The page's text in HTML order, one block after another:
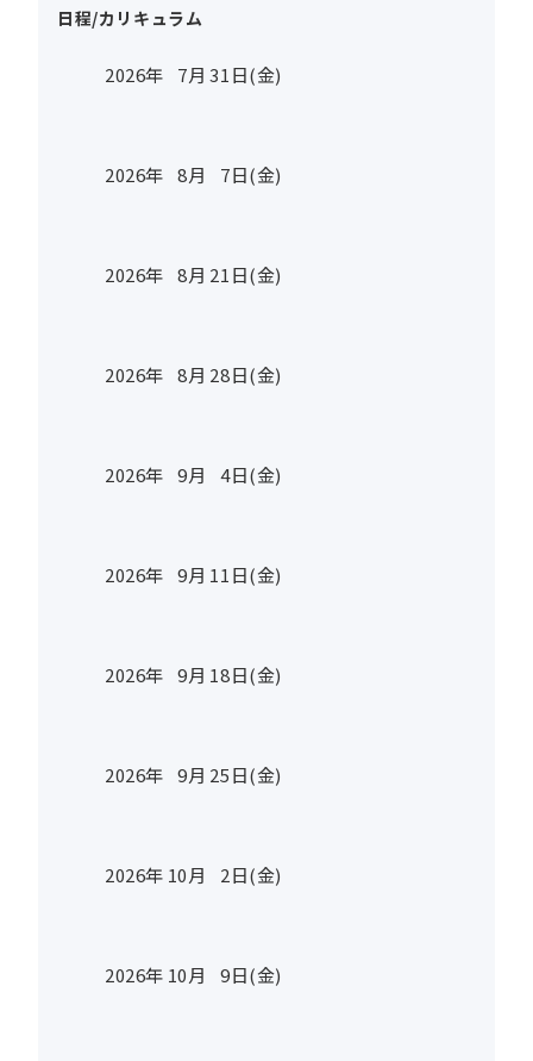
日程/カリキュラム
2026年 7月 31日(金)
2026年 8月 7日(金)
2026年 8月 21日(金)
2026年 8月 28日(金)
2026年 9月 4日(金)
2026年 9月 11日(金)
2026年 9月 18日(金)
2026年 9月 25日(金)
2026年 10月 2日(金)
2026年 10月 9日(金)